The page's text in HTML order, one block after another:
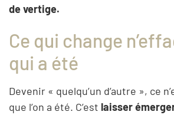
de vertige.
Ce qui change
qui a été
Devenir « quelqu’un d’autre », ce
que l’on a été. C’est laisser